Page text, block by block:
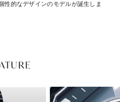
性的なデザインのモデルが誕生しま